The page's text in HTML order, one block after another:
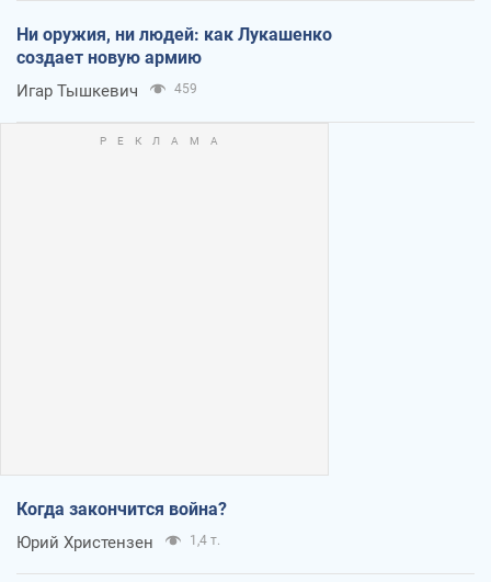
Ни оружия, ни людей: как Лукашенко
создает новую армию
Игар Тышкевич 459
Когда закончится война?
Юрий Христензен 1,4 т.